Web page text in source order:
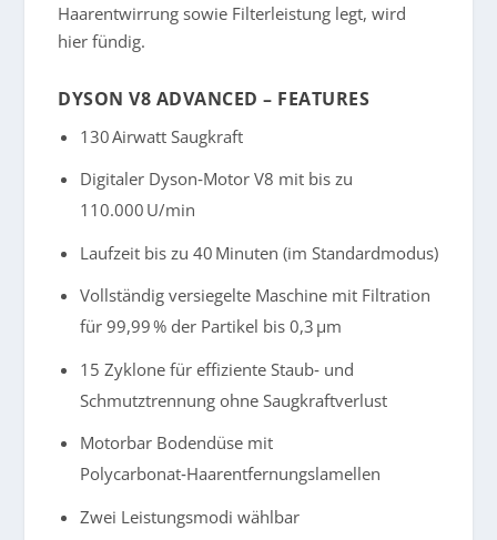
Haarentwirrung sowie Filterleistung legt, wird
hier fündig.
DYSON V8 ADVANCED – FEATURES
130 Airwatt Saugkraft
Digitaler Dyson‑Motor V8 mit bis zu
110.000 U/min
Laufzeit bis zu 40 Minuten (im Standardmodus)
Vollständig versiegelte Maschine mit Filtration
für 99,99 % der Partikel bis 0,3 µm
15 Zyklone für effiziente Staub‑ und
Schmutztrennung ohne Saugkraftverlust
Motorbar Bodendüse mit
Polycarbonat‑Haarentfernungslamellen
Zwei Leistungsmodi wählbar